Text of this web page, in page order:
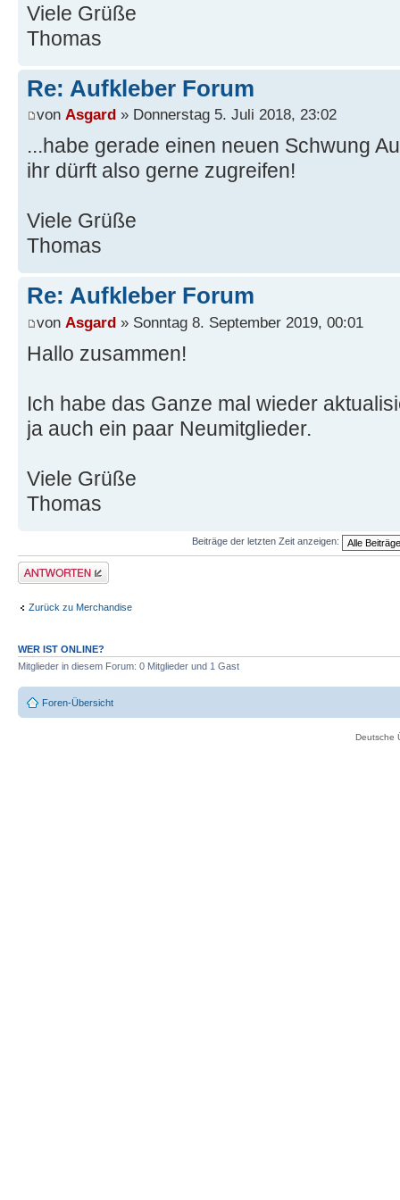
Viele Grüße
Thomas
Re: Aufkleber Forum
von Asgard » Donnerstag 5. Juli 2018, 23:02
...habe gerade einen neuen Schwung
ihr dürft also gerne zugreifen!
Viele Grüße
Thomas
Re: Aufkleber Forum
von Asgard » Sonntag 8. September 2019, 00:01
Hallo zusammen!
Ich habe das Ganze mal wieder
ja auch ein paar Neumitglieder.
Viele Grüße
Thomas
Beiträge der letzten Zeit anzeigen:
Antwort erstellen
Zurück zu Merchandise
WER IST ONLINE?
Mitglieder in diesem Forum: 0 Mitglieder und 1 Gast
Foren-Übersicht
Deutsche